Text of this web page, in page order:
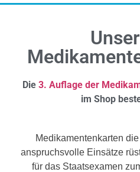
Die 3. Auflage der
im Shop
Medikamentenkarten
anspruchsvolle Einsätze
für das Staatsexamen